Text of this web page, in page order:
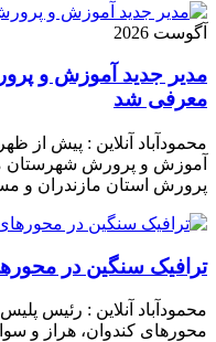
آگوست 2026
مدیر جدید آموزش و
معرفی شد
محمودآباد آنلاین : پیش از
آموزش و پرورش شهرستان
پرورش استان مازندران و
ترافیک سنگین در
محمودآباد آنلاین : رئیس
محور‌های کندوان، هراز و